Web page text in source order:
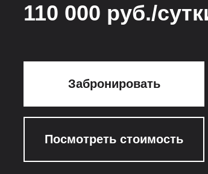
110 000 руб./
Забронировать
Посмотреть стоимость